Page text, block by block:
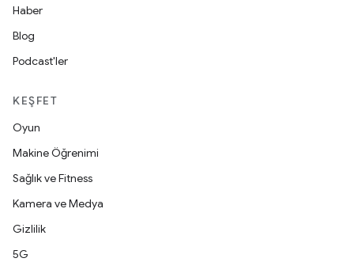
Haber
Blog
Podcast'ler
KEŞFET
Oyun
Makine Öğrenimi
Sağlık ve Fitness
Kamera ve Medya
Gizlilik
5G